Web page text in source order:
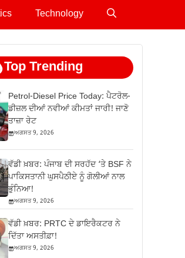
Technology
Top Trending
Petrol-Diesel Price Today: ਪੈਟਰੋਲ-
ਡੀਜ਼ਲ ਦੀਆਂ ਨਵੀਆਂ ਕੀਮਤਾਂ ਜਾਰੀ! ਜਾਣੋ
ਤਾਜ਼ਾ ਰੇਟ
ਅਗਸਤ 9, 2026
ਵੱਡੀ ਖ਼ਬਰ: ਪੰਜਾਬ ਦੀ ਸਰਹੱਦ ‘ਤੇ BSF ਨੇ
ਪਾਕਿਸਤਾਨੀ ਘੁਸਪੈਠੀਏ ਨੂੰ ਗੋਲੀਆਂ ਨਾਲ
ਭੁੰਨਿਆ!
ਅਗਸਤ 9, 2026
ਵੱਡੀ ਖ਼ਬਰ: PRTC ਦੇ ਡਾਇਰੈਕਟਰ ਨੇ
ਦਿੱਤਾ ਅਸਤੀਫ਼ਾ!
ਅਗਸਤ 9, 2026